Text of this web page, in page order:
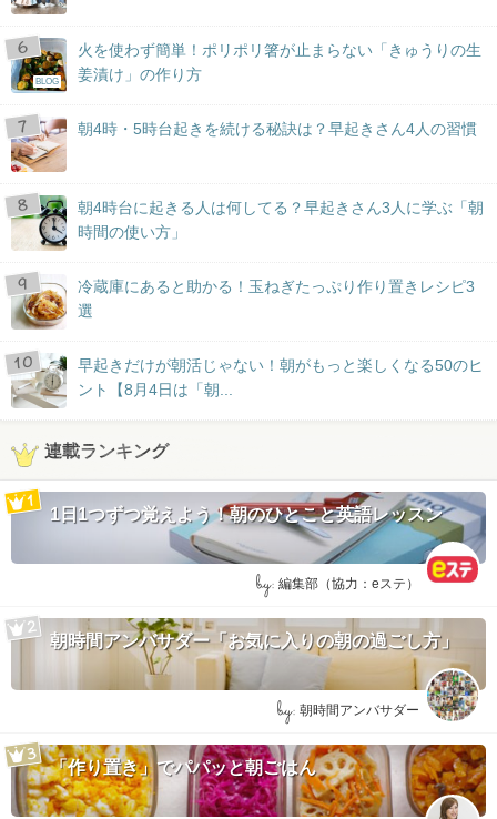
BLOG
火を使わず簡単！ポリポリ箸が止まらない「きゅうりの生
姜漬け」の作り方
朝4時・5時台起きを続ける秘訣は？早起きさん4人の習慣
朝4時台に起きる人は何してる？早起きさん3人に学ぶ「朝
時間の使い方」
冷蔵庫にあると助かる！玉ねぎたっぷり作り置きレシピ3
選
早起きだけが朝活じゃない！朝がもっと楽しくなる50のヒ
ント【8月4日は「朝...
連載ランキング
1日1つずつ覚えよう！朝のひとこと英語レッスン
by: 編集部（協力：eステ）
朝時間アンバサダー「お気に入りの朝の過ごし方」
by: 朝時間アンバサダー
「作り置き」でパパッと朝ごはん